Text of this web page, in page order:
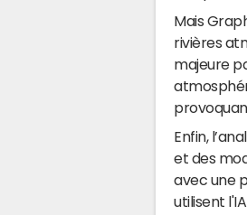
Mais
rivières
majeure
Enfin,
et des
avec une
utilisent